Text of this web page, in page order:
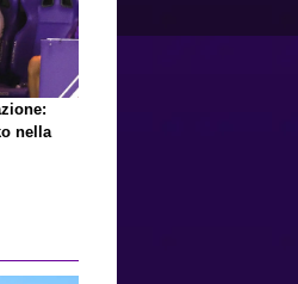
nella